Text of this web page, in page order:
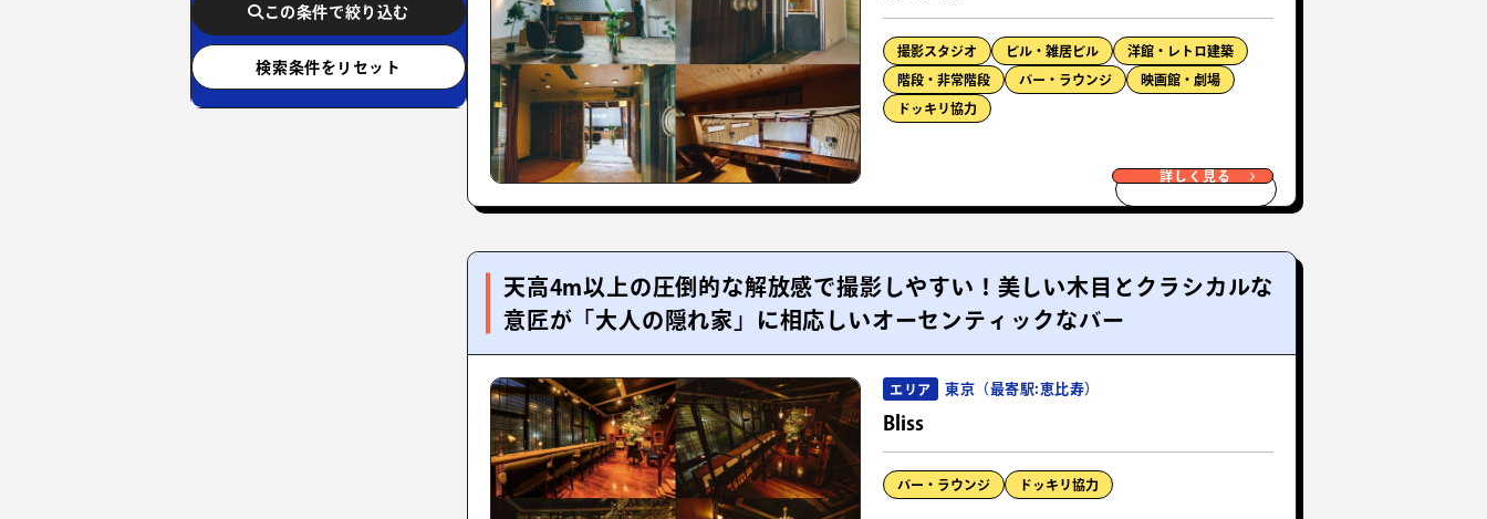
撮影スタジオ ビル・雑居ビル 洋館・レトロ建築
階段・非常階段 バー・ラウンジ 映画館・劇場
ドッキリ協力
詳しく見る
天高4m以上の圧倒的な解放感で撮影しやすい！美しい木目とクラシカルな
意匠が「大人の隠れ家」に相応しいオーセンティックなバー
エリア 東京（最寄駅:恵比寿）
Bliss
バー・ラウンジ ドッキリ協力
この条件で絞り込む
検索条件をリセット